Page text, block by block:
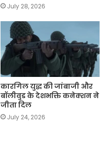
July 28, 2026
कारगिल युद्ध की जांबाजी और
बॉलीवुड के देशभक्ति कनेक्शन ने
जीता दिल
July 24, 2026